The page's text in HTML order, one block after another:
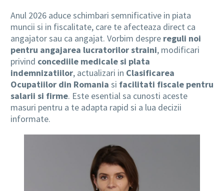
Anul 2026 aduce schimbari semnificative in piata
muncii si in fiscalitate, care te afecteaza direct ca
angajator sau ca angajat. Vorbim despre reguli noi
pentru angajarea lucratorilor straini, modificari
privind concediile medicale si plata
indemnizatiilor, actualizari in Clasificarea
Ocupatiilor din Romania si facilitati fiscale pentru
salarii si firme. Este esential sa cunosti aceste
masuri pentru a te adapta rapid si a lua decizii
informate.